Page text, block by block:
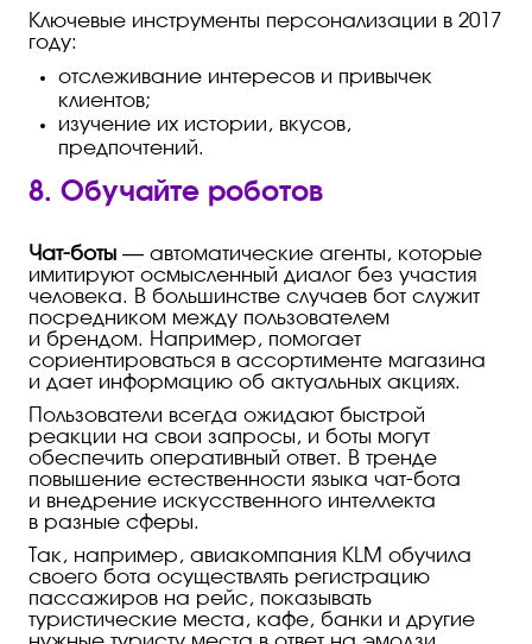
Ключевые инструменты персонализации в 2017
году:
отслеживание интересов и привычек
клиентов;
изучение их истории, вкусов,
предпочтений.
8. Обучайте роботов
Чат-боты — автоматические агенты, которые
имитируют осмысленный диалог без участия
человека. В большинстве случаев бот служит
посредником между пользователем
и брендом. Например, помогает
сориентироваться в ассортименте магазина
и дает информацию об актуальных акциях.
Пользователи всегда ожидают быстрой
реакции на свои запросы, и боты могут
обеспечить оперативный ответ. В тренде
повышение естественности языкачат-бота
и внедрение искусственного интеллекта
в разные сферы.
Так, например, авиакомпания KLM обучила
своего бота осуществлять регистрацию
пассажиров на рейс, показывать
туристические места, кафе, банки и другие